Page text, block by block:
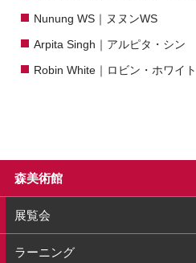
Nunung WS｜ヌヌンWS
Arpita Singh｜アルピタ・シン
Robin White｜ロビン・ホワイト
森美術館
展覧会
ラーニング